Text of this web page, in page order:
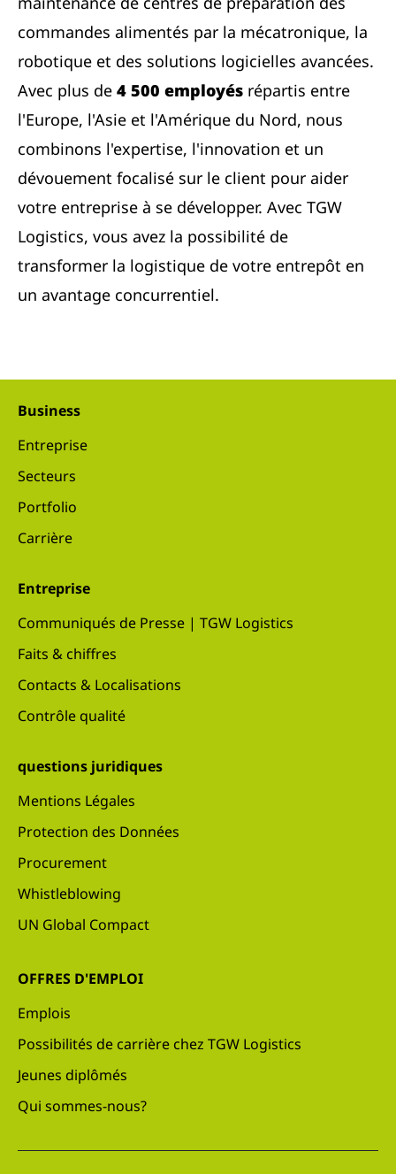
commandes alimentés par la mécatronique, la
robotique et des solutions logicielles avancées.
Avec plus de 4 500 employés répartis entre
l'Europe, l'Asie et l'Amérique du Nord, nous
combinons l'expertise, l'innovation et un
dévouement focalisé sur le client pour aider
votre entreprise à se développer. Avec TGW
Logistics, vous avez la possibilité de
transformer la logistique de votre entrepôt en
un avantage concurrentiel.
Business
Entreprise
Secteurs
Portfolio
Carrière
Entreprise
Communiqués de Presse | TGW Logistics
Faits & chiffres
Contacts & Localisations
Contrôle qualité
questions juridiques
Mentions Légales
Protection des Données
Procurement
Whistleblowing
UN Global Compact
OFFRES D'EMPLOI
Emplois
Possibilités de carrière chez TGW Logistics
Jeunes diplômés
Qui sommes-nous?